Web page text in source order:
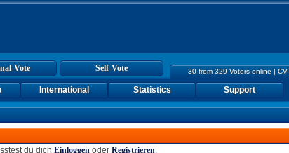
30 from 329 Voters online |
Vote Self-Vote
International Statistics Support
du dich Einloggen oder Registrieren.